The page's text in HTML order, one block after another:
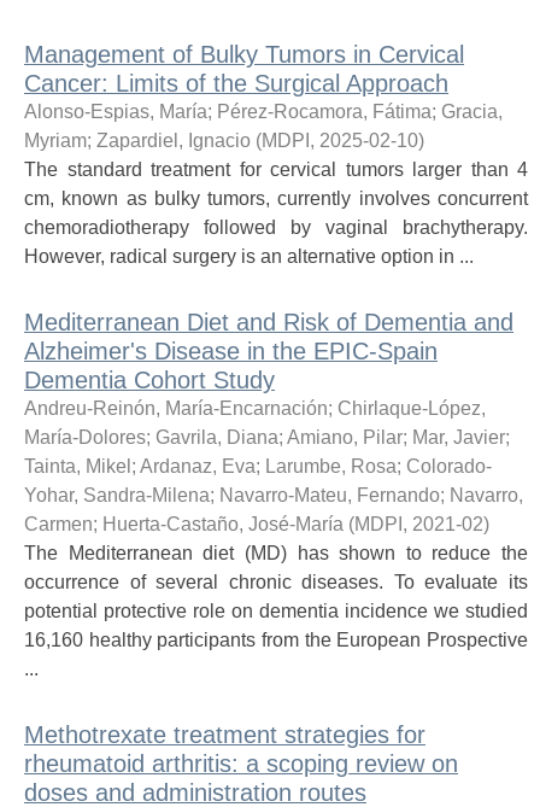
Management of Bulky Tumors in Cervical
Cancer: Limits of the Surgical Approach
Alonso-Espias, María; Pérez-Rocamora, Fátima; Gracia,
Myriam; Zapardiel, Ignacio (MDPI , 2025-02-10)
The standard treatment for cervical tumors larger than 4
cm, known as bulky tumors, currently involves concurrent
chemoradiotherapy followed by vaginal brachytherapy.
However, radical surgery is an alternative option in ...
Mediterranean Diet and Risk of Dementia and
Alzheimer's Disease in the EPIC-Spain
Dementia Cohort Study
Andreu-Reinón, María-Encarnación; Chirlaque-López,
María-Dolores; Gavrila, Diana; Amiano, Pilar; Mar, Javier;
Tainta, Mikel ; Ardanaz, Eva; Larumbe, Rosa; Colorado-
Yohar, Sandra-Milena; Navarro-Mateu, Fernando; Navarro,
Carmen; Huerta-Castaño, José-María (MDPI , 2021-02)
The Mediterranean diet (MD) has shown to reduce the
occurrence of several chronic diseases. To evaluate its
potential protective role on dementia incidence we studied
16,160 healthy participants from the European Prospective
...
Methotrexate treatment strategies for
rheumatoid arthritis: a scoping review on
doses and administration routes